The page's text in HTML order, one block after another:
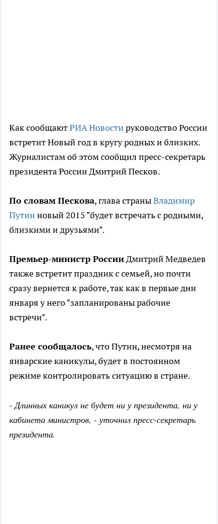
Как сообщаютРИА Новостируководство России
встретит Новый год в кругу родных и близких.
Журналистам об этом сообщил пресс-секретарь
президента России Дмитрий Песков.
По словам Пескова, глава страныВладимир
Путинновый 2015 "будет встречать с родными,
близкими и друзьями".
Премьер-министр РоссииДмитрий Медведев
также встретит праздник с семьей, но почти
сразу вернется к работе, так как в первые дни
января у него "запланированы рабочие
встречи".
Ранее сообщалось, что Путин, несмотря на
январские каникулы, будет в постоянном
режиме контролировать ситуацию в стране.
- Длинных каникул не будет ни у президента, ни у
кабинета министров, - уточнил пресс-секретарь
президента.